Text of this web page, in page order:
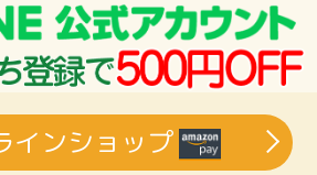
インショップ